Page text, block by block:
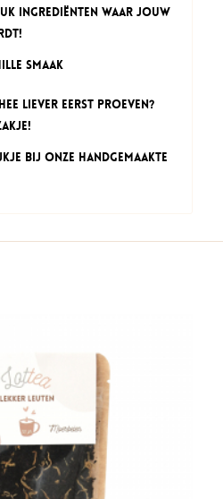
ingrediënten waar jouw
smaak
liever eerst proeven?
bij onze handgemaakte